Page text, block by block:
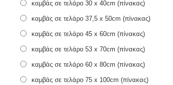
καμβάς σε τελάρο 30 x 40cm (πίνακας)
καμβάς σε τελάρο 37,5 x 50cm (πίνακας)
καμβάς σε τελάρο 45 x 60cm (πίνακας)
καμβάς σε τελάρο 53 x 70cm (πίνακας)
καμβάς σε τελάρο 60 x 80cm (πίνακας)
καμβάς σε τελάρο 75 x 100cm (πίνακας)